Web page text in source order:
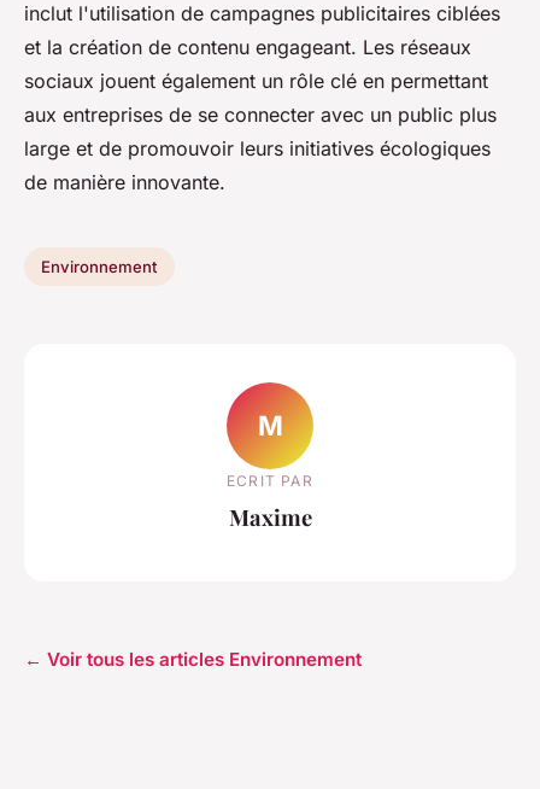
inclut l'utilisation de campagnes publicitaires ciblées
et la création de contenu engageant. Les réseaux
sociaux jouent également un rôle clé en permettant
aux entreprises de se connecter avec un public plus
large et de promouvoir leurs initiatives écologiques
de manière innovante.
Environnement
M
ECRIT PAR
Maxime
← Voir tous les articles Environnement